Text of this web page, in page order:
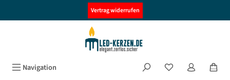
Vertrag widerrufen
Navigation